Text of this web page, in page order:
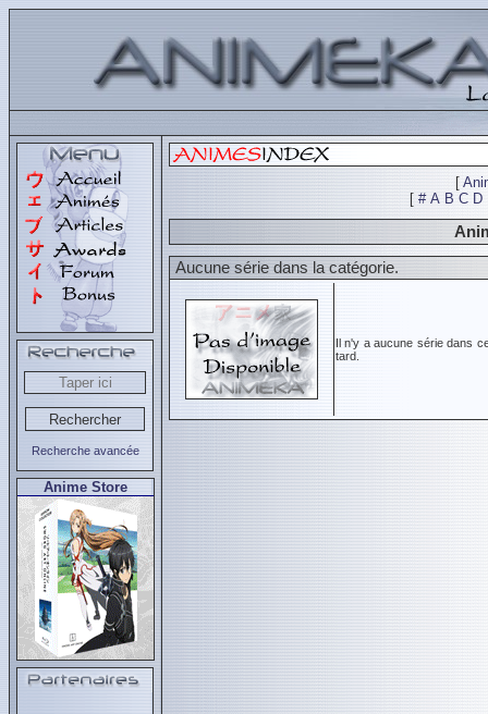
Recherche avancée
Anime Store
[
[ # A B C D
Aucune série dans la catégorie.
Il n'y a aucune série dans
tard.